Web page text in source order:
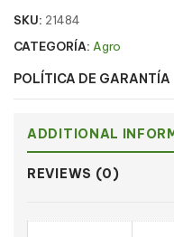
SKU: 21484
CATEGORÍA: Agro
POLÍTICA DE GARANTÍA
ADDITIONAL
REVIEWS (0)